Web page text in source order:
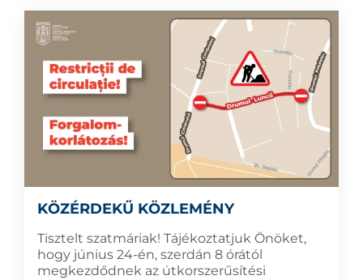
KÖZÉRDEKŰ KÖZLEMÉNY
Tisztelt szatmáriak! Tájékoztatjuk Önöket,
hogy június 24-én, szerdán 8 órától
megkezdődnek az útkorszerűsítési